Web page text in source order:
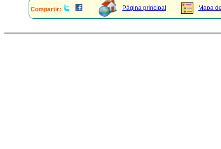
Compartir: Página principal Mapa